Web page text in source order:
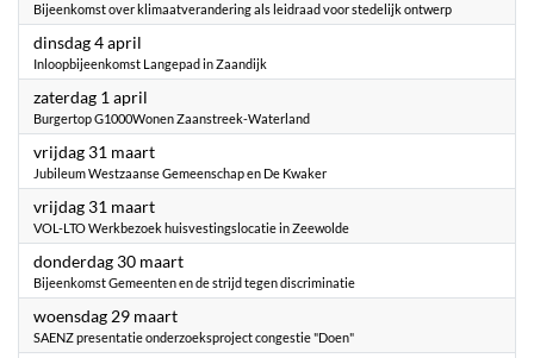
Bijeenkomst over klimaatverandering als leidraad voor stedelijk ontwerp
dinsdag 4 april
Inloopbijeenkomst Langepad in Zaandijk
zaterdag 1 april
Burgertop G1000Wonen Zaanstreek-Waterland
vrijdag 31 maart2023
Jubileum Westzaanse Gemeenschap en De Kwaker
vrijdag 31 maart2023
VOL-LTO Werkbezoek huisvestingslocatie in Zeewolde
donderdag 30 maart2023
Bijeenkomst Gemeenten en de strijd tegen discriminatie
woensdag 29 maart2023
SAENZ presentatie onderzoeksproject congestie "Doen"